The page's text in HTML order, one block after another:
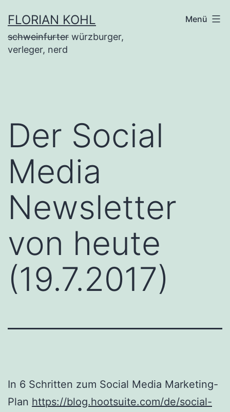
Inhalt
springen
FLORIAN KOHL
schweinfurter würzburger,
verleger, nerd
Menü
Der Social
Media
Newsletter
von heute
(19.7.2017)
In 6 Schritten zum Social Media Marketing-
Plan https://blog.hootsuite.com/de/social-